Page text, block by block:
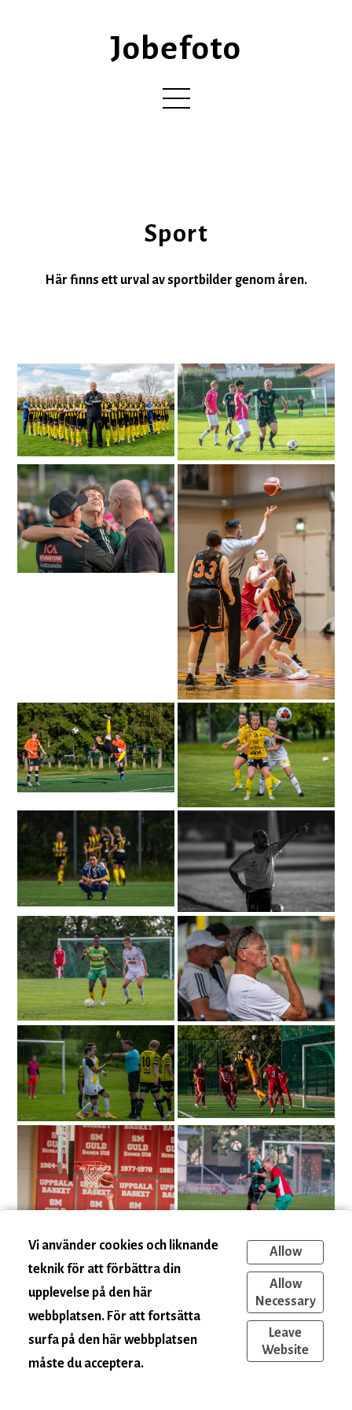
Jobefoto
Sport
Här finns ett urval av sportbilder genom åren.
Vi använder cookies och liknande
teknik för att förbättra din
upplevelse på den här
webbplatsen. För att fortsätta
surfa på den här webbplatsen
måste du acceptera.
Allow
Allow
Necessary
Leave
Website